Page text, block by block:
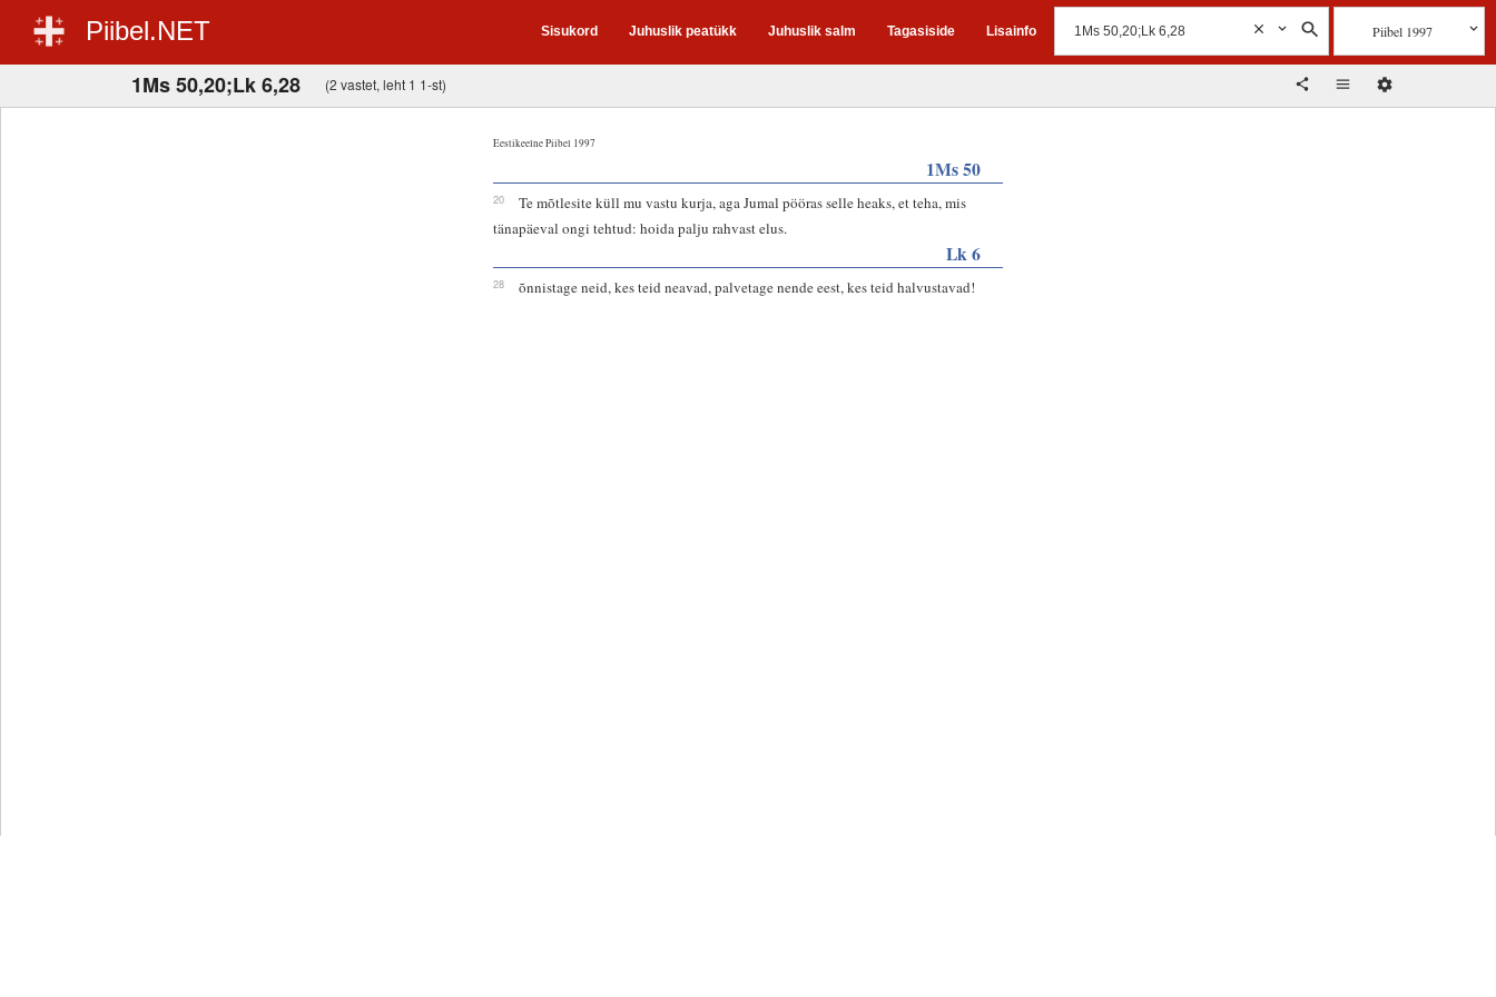
Piibel.NET Sisukord Juhuslik peatükk Juhuslik salm Tagasiside Lisainfo Piibel 1997
1Ms 50,20;Lk 6,28 (2 vastet, leht 1 1-st)
Eestikeelne Piibel 1997
1Ms 50
20
Te mõtlesite küll mu vastu kurja, aga Jumal pööras selle heaks, et teha, mis
tänapäeval ongi tehtud: hoida palju rahvast elus.
Lk 6
28 õnnistage neid, kes teid neavad, palvetage nende eest, kes teid halvustavad!